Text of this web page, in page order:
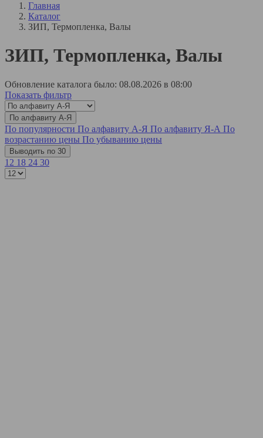
Главная
Каталог
ЗИП, Термопленка, Валы
ЗИП, Термопленка, Валы
Обновление каталога было: 08.08.2026 в 08:00
Показать фильтр
По алфавиту А-Я
По популярности По алфавиту А-Я По алфавиту Я-А По
возрастанию цены По убыванию цены
Выводить по 30
12 18 24 30